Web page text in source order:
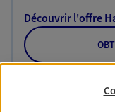
Découvrir l'offre